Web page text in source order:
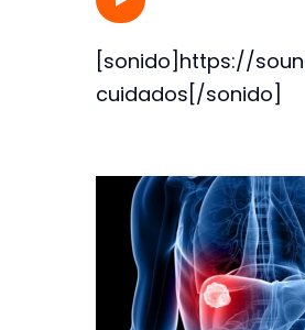
[sonido]https://
cuidados[/sonido]